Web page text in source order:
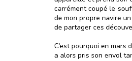
carrément coupé le
de mon propre navire
de partager ces
C’est pourquoi en mars
a alors pris son envol